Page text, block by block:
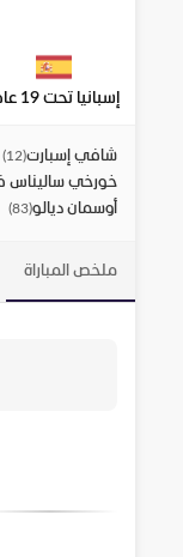
إسبانيا تحت 19 عاماً
شافي إسبارت(
12
)
خورخي ساليناس
أوسمان ديالو(
83
)
ملخص المباراة